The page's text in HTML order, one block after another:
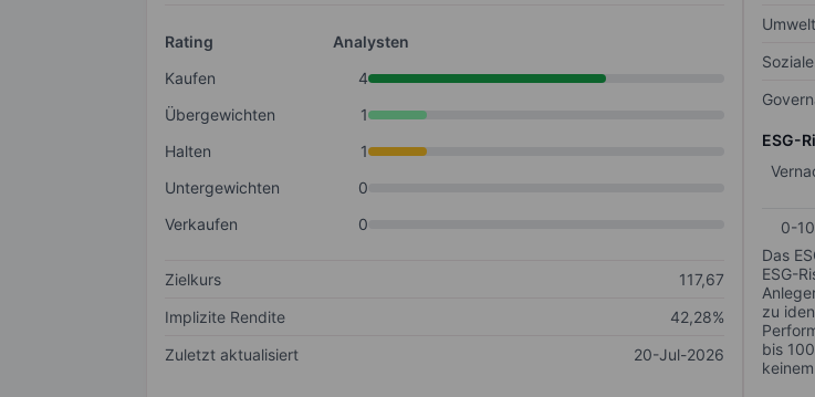
Rating
Analysten
Kaufen
4
Übergewichten
1
Halten
1
Untergewichten
0
Verkaufen
0
Zielkurs
117,67
Implizite Rendite
42,28%
Zuletzt aktualisiert
20-Jul-2026
ESG-
0-10
Das
ESG-
zu
bis